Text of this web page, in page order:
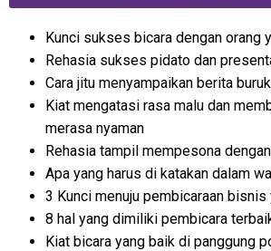
Kunci sukses bicara dengan orang
Rehasia sukses pidato dan
Cara jitu menyampaikan berita buruk
Kiat mengatasi rasa malu dan
merasa nyaman
Rehasia tampil mempesona
Apa yang harus di katakan dalam
3 Kunci menuju pembicaraan
8 hal yang dimiliki pembicara
Kiat bicara yang baik di panggung